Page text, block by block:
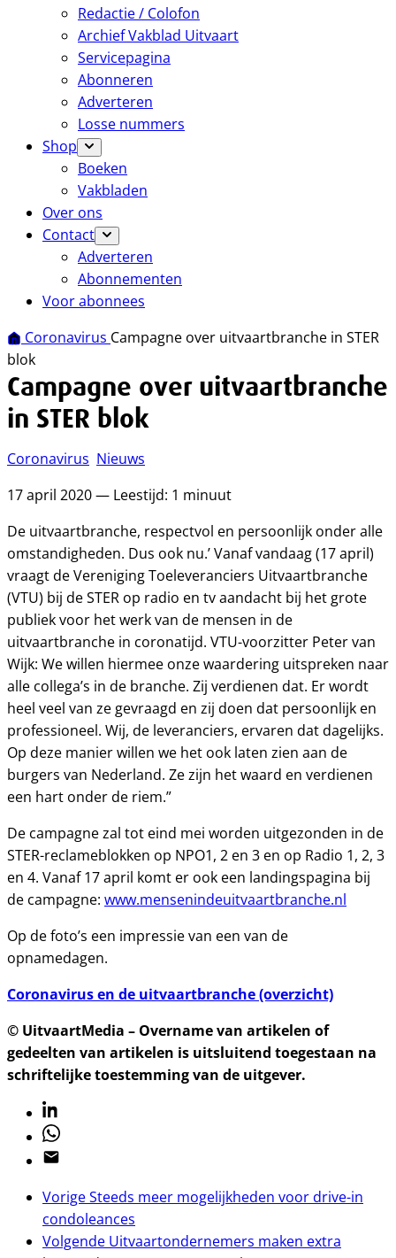
Redactie / Colofon
Archief Vakblad Uitvaart
Servicepagina
Abonneren
Adverteren
Losse nummers
Shop
Boeken
Vakbladen
Over ons
Contact
Adverteren
Abonnementen
Voor abonnees
Coronavirus Campagne over uitvaartbranche in STER
blok
Campagne over uitvaartbranche
in STER blok
Coronavirus Nieuws
17 april 2020 — Leestijd: 1 minuut
De uitvaartbranche, respectvol en persoonlijk onder alle
omstandigheden. Dus ook nu.’ Vanaf vandaag (17 april)
vraagt de Vereniging Toeleveranciers Uitvaartbranche
(VTU) bij de STER op radio en tv aandacht bij het grote
publiek voor het werk van de mensen in de
uitvaartbranche in coronatijd. VTU-voorzitter Peter van
Wijk: We willen hiermee onze waardering uitspreken naar
alle collega’s in de branche. Zij verdienen dat. Er wordt
heel veel van ze gevraagd en zij doen dat persoonlijk en
professioneel. Wij, de leveranciers, ervaren dat dagelijks.
Op deze manier willen we het ook laten zien aan de
burgers van Nederland. Ze zijn het waard en verdienen
een hart onder de riem.”
De campagne zal tot eind mei worden uitgezonden in de
STER-reclameblokken op NPO1, 2 en 3 en op Radio 1, 2, 3
en 4. Vanaf 17 april komt er ook een landingspagina bij
de campagne: www.mensenindeuitvaartbranche.nl
Op de foto’s een impressie van een van de
opnamedagen.
Coronavirus en de uitvaartbranche (overzicht)
© UitvaartMedia – Overname van artikelen of
gedeelten van artikelen is uitsluitend toegestaan na
schriftelijke toestemming van de uitgever.
Linkedin
Whatsapp
Email
VorigeSteeds meer mogelijkheden voor drive-in
condoleances
Volgende Uitvaartondernemers maken extra